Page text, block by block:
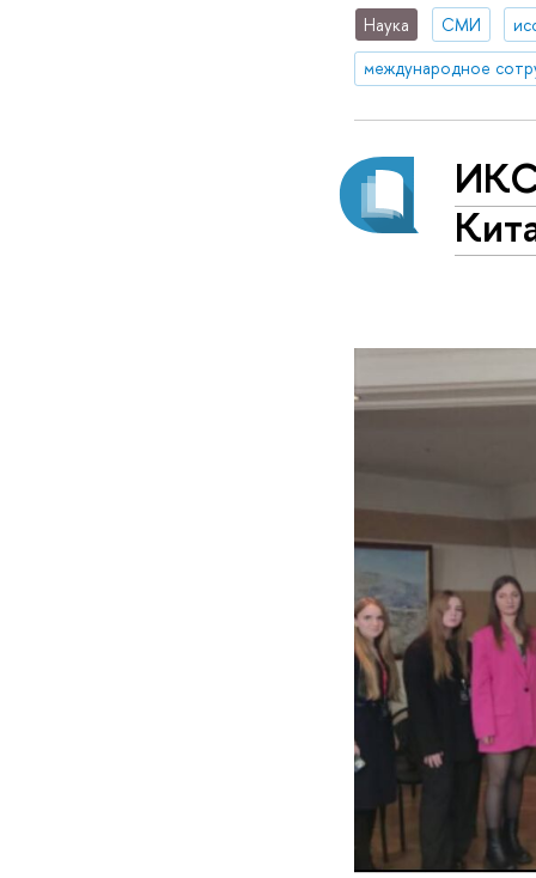
Наука СМИ
международное